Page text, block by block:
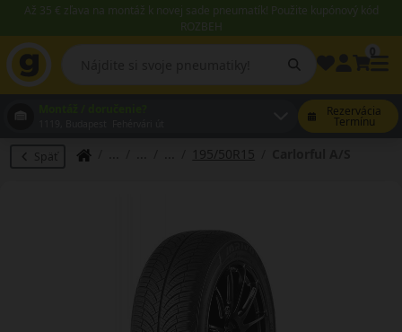
Až 35 € zľava na montáž k novej sade pneumatík! Použite kupónový kód
ROZBEH
Rezervácia
Termínu
Späť 195/50R15